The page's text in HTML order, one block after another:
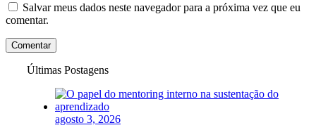
Salvar meus dados neste navegador para a próxima vez que eu
comentar.
Comentar
Últimas Postagens
agosto 3, 2026